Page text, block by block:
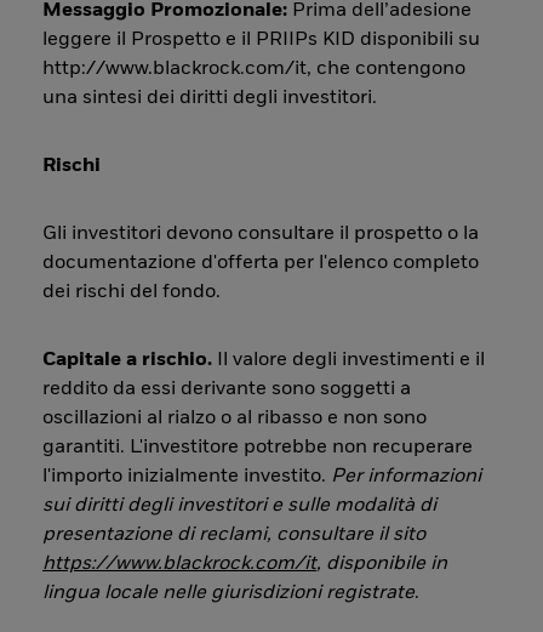
Messaggio Promozionale: Prima dell’adesione
leggere il Prospetto e il PRIIPs KID disponibili su
http://www.blackrock.com/it, che contengono
una sintesi dei diritti degli investitori.
Rischi
Gli investitori devono consultare il prospetto o la
documentazione d'offerta per l'elenco completo
dei rischi del fondo.
Capitale a rischio. Il valore degli investimenti e il
reddito da essi derivante sono soggetti a
oscillazioni al rialzo o al ribasso e non sono
garantiti. L'investitore potrebbe non recuperare
l'importo inizialmente investito. Per informazioni
sui diritti degli investitori e sulle modalità di
presentazione di reclami, consultare il sito
https://www.blackrock.com/it, disponibile in
lingua locale nelle giurisdizioni registrate.